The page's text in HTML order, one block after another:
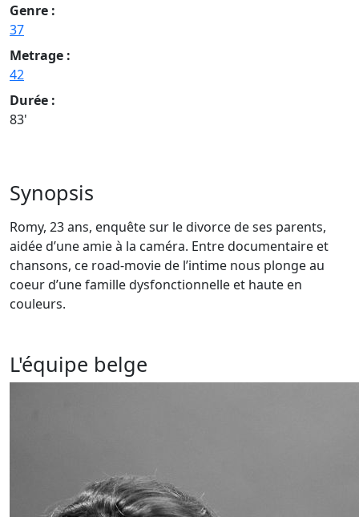
Genre :
37
Metrage :
42
Durée :
83'
Synopsis
Romy, 23 ans, enquête sur le divorce de ses parents,
aidée d’une amie à la caméra. Entre documentaire et
chansons, ce road-movie de l’intime nous plonge au
coeur d’une famille dysfonctionnelle et haute en
couleurs.
L'équipe belge